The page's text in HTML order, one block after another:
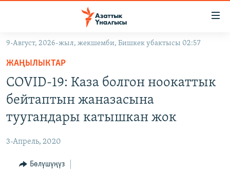
Навигацияга
өтүңүз
Издөөгө
салыңыз
МАДАНИЯТ
ДҮЙНӨ
ТВ ПРОГРАММАЛАР
БҮГҮН АЗАТТЫКТА
ПОДКАСТ
9-Август, 2026-жыл, жекшемби, Бишкек убактысы 02:57
ЖАҢЫЛЫКТАР
COVID-19: Каза болгон ноокаттык
бейтаптын жаназасына
туугандары катышкан жок
3-Апрель, 2020
Бөлүшүңүз